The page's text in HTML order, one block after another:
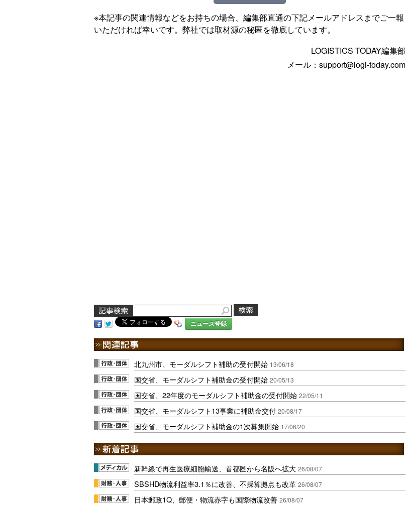
※本記事の関連情報などをお持ちの場合、編集部直通の下記メールアドレスまでご一報
いただければ幸いです。弊社では取材源の秘匿を徹底しています。
LOGISTICS TODAY編集部
メール：support@logi-today.com
ニュース登録
北九州市、モーダルシフト補助の受付開始 13/06/18
国交省、モーダルシフト補助金の受付開始 20/05/13
国交省、22年度のモーダルシフト補助金の受付開始 22/05/11
国交省、モーダルシフト13事業に補助金交付 20/08/17
国交省、モーダルシフト補助金の1次募集開始 17/06/20
新幹線で再生医療細胞輸送、首都圏から名阪へ拡大 26/08/07
SBSHD物流利益率3.1％に改善、不採算拠点も改革 26/08/07
日本郵政1Q、郵便・物流赤字も国際物流改善 26/08/07